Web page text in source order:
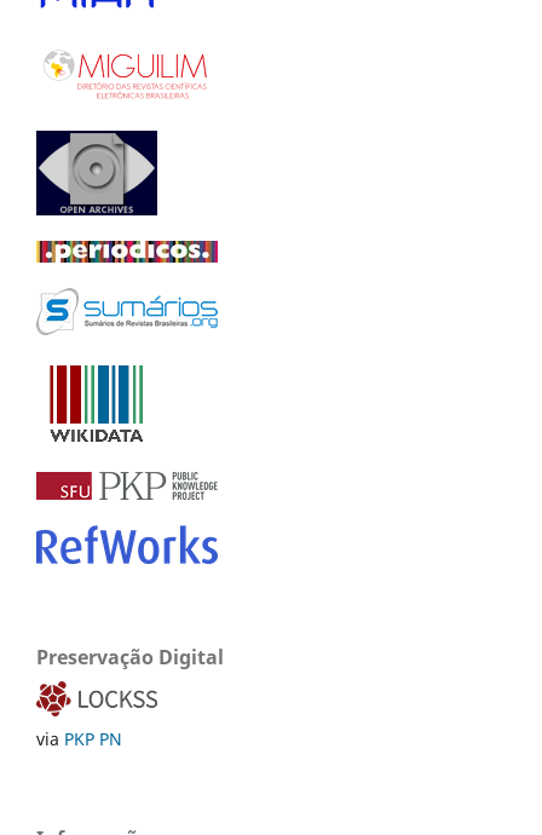
Preservação Digital
via PKP PN